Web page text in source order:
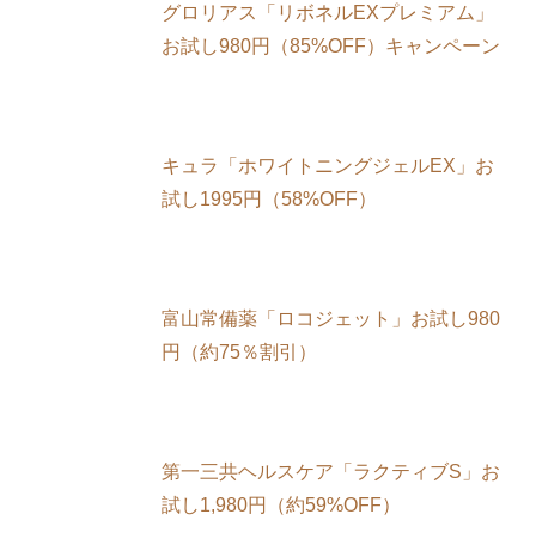
グロリアス「リボネルEXプレミアム」
お試し980円（85%OFF）キャンペーン
キュラ「ホワイトニングジェルEX」お
試し1995円（58%OFF）
富山常備薬「ロコジェット」お試し980
円（約75％割引）
第一三共ヘルスケア「ラクティブS」お
試し1,980円（約59%OFF）